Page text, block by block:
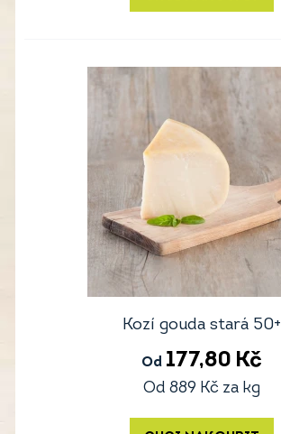
Kozí gouda stará 50+
Od 177,80 Kč
Od 889 Kč za kg